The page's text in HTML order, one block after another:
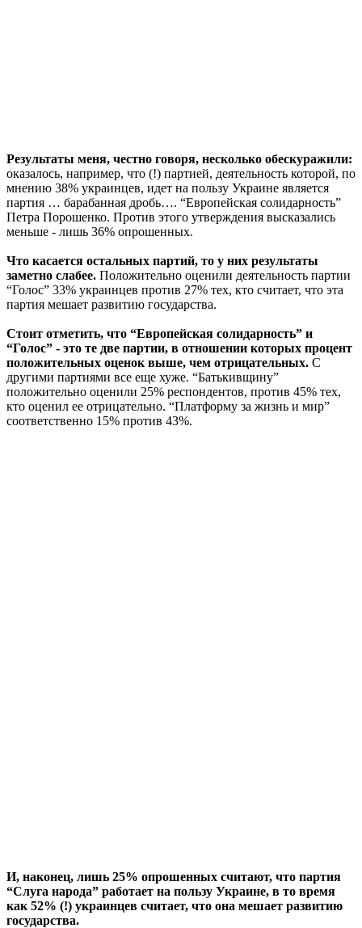
Результаты меня, честно говоря, несколько обескуражили:
оказалось, например, что (!) партией, деятельность которой, по
мнению 38% украинцев, идет на пользу Украине является
партия … барабанная дробь…. “Европейская солидарность”
Петра Порошенко. Против этого утверждения высказались
меньше - лишь 36% опрошенных.
Что касается остальных партий, то у них результаты
заметно слабее. Положительно оценили деятельность партии
“Голос” 33% украинцев против 27% тех, кто считает, что эта
партия мешает развитию государства.
Стоит отметить, что “Европейская солидарность” и
“Голос” - это те две партии, в отношении которых процент
положительных оценок выше, чем отрицательных. С
другими партиями все еще хуже. “Батькивщину”
положительно оценили 25% респондентов, против 45% тех,
кто оценил ее отрицательно. “Платформу за жизнь и мир”
соответственно 15% против 43%.
И, наконец, лишь 25% опрошенных считают, что партия
“Слуга народа” работает на пользу Украине, в то время
как 52% (!) украинцев считает, что она мешает развитию
государства.